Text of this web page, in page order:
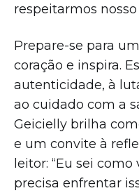
respeitarmos
Prepare-se para
coração e inspira.
autenticidade, à
ao cuidado com a
Geicielly brilha
e um convite à
leitor: “Eu sei
precisa enfrentar